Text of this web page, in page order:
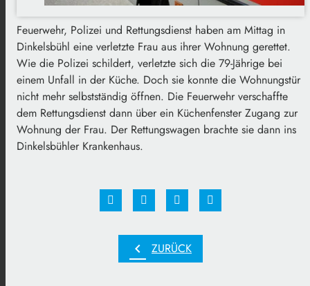
Feuerwehr, Polizei und Rettungsdienst haben am Mittag in
Dinkelsbühl eine verletzte Frau aus ihrer Wohnung gerettet.
Wie die Polizei schildert, verletzte sich die 79-Jährige bei
einem Unfall in der Küche. Doch sie konnte die Wohnungstür
nicht mehr selbstständig öffnen. Die Feuerwehr verschaffte
dem Rettungsdienst dann über ein Küchenfenster Zugang zur
Wohnung der Frau. Der Rettungswagen brachte sie dann ins
Dinkelsbühler Krankenhaus.
chevron_left ZURÜCK